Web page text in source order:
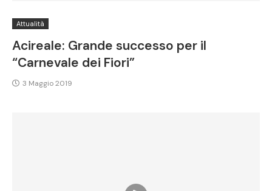
Attualità
Acireale: Grande successo per il
“Carnevale dei Fiori”
3 Maggio 2019